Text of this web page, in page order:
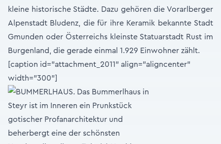
kleine historische Städte. Dazu gehören die Vorarlberger
Alpenstadt Bludenz, die für ihre Keramik bekannte Stadt
Gmunden oder Österreichs kleinste Statuarstadt Rust im
Burgenland, die gerade einmal 1.929 Einwohner zählt.
[caption id="attachment_2011" align="aligncenter"
width="300"]